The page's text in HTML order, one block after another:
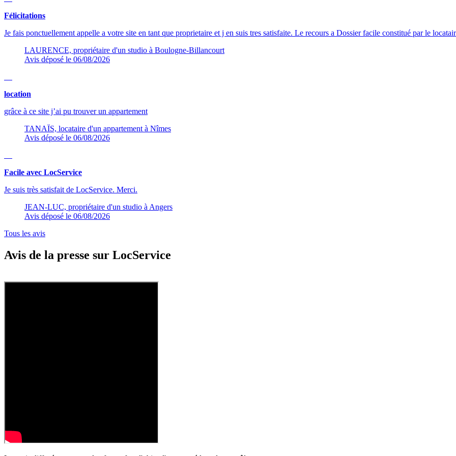
Félicitations
Je fais ponctuellement appelle a votre site en tant que proprietaire et j en suis tres satisfaite. Le recours a Dossier facile constitué par le
LAURENCE, propriétaire d'un studio à Boulogne-Billancourt
Avis déposé le 06/08/2026
location
grâce à ce site j’ai pu trouver un appartement
TANAÏS, locataire d'un appartement à Nîmes
Avis déposé le 06/08/2026
Facile avec LocService
Je suis très satisfait de LocService. Merci.
JEAN-LUC, propriétaire d'un studio à Angers
Avis déposé le 06/08/2026
Tous les avis
Avis de la presse sur LocService